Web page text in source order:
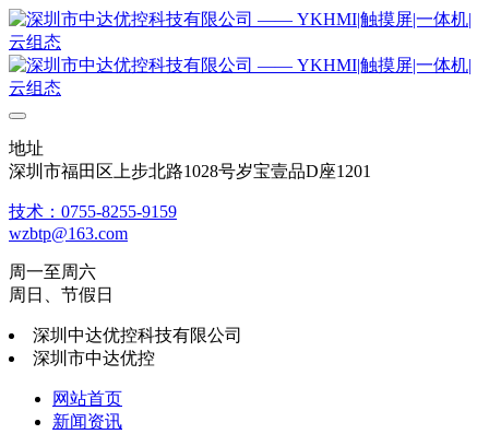
地址
深圳市福田区上步北路1028号岁宝壹品D座1201
技术：0755-8255-9159
wzbtp@163.com
周一至周六
周日、节假日
深圳中达优控科技有限公司
深圳市中达优控
网站首页
新闻资讯